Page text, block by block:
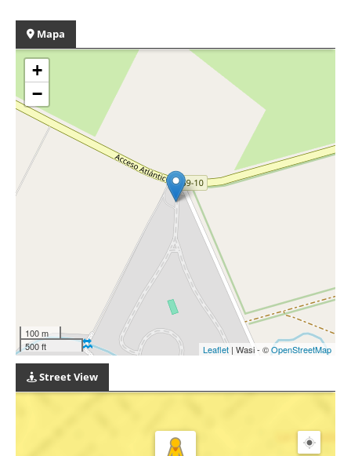
Mapa
+
−
100 m
500 ft
Leaflet | Wasi - ©OpenStreetMap
Street View